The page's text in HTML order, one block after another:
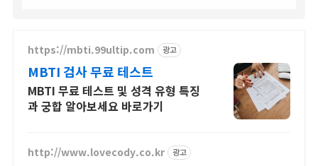
https://mbti.99ultip.com 광고
MBTI 검사 무료 테스트
MBTI 무료 테스트 및 성격 유형 특징
과 궁합 알아보세요 바로가기
http://www.lovecody.co.kr 광고